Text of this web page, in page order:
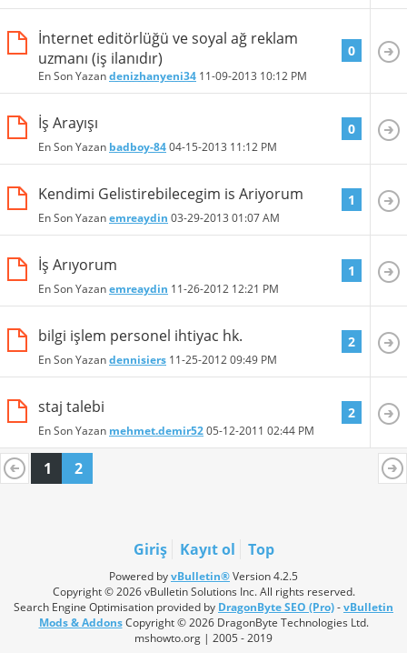
İnternet editörlüğü ve soyal ağ reklam
uzmanı (iş ilanıdır)
En Son Yazandenizhanyeni34 11-09-2013 10:12 PM
0
İş Arayışı
En Son Yazan badboy-8404-15-2013 11:12 PM
0
Kendimi Gelistirebilecegim is Ariyorum
En Son Yazanemreaydin 03-29-2013 01:07 AM
1
İş Arıyorum
En Son Yazanemreaydin 11-26-2012 12:21 PM
1
bilgi işlem personel ihtiyac hk.
En Son Yazandennisiers 11-25-201209:49 PM
2
staj talebi
En Son Yazan mehmet.demir5205-12-2011 02:44 PM
2
1 2
Giriş Kayıt ol Top
Powered byvBulletin®Version 4.2.5
Copyright © 2026 vBulletin Solutions Inc. All rights reserved.
Search Engine Optimisation provided by DragonByte SEO (Pro)-vBulletin
Mods & AddonsCopyright © 2026 DragonByte Technologies Ltd.
mshowto.org | 2005 - 2019